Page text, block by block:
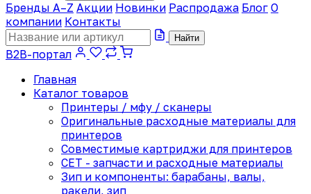
Бренды A–Z Акции Новинки Распродажа Блог О
компании Контакты
Найти
B2B-портал
Главная
Каталог товаров
Принтеры / мфу / сканеры
Оригинальные расходные материалы для
принтеров
Совместимые картриджи для принтеров
CET - запчасти и расходные материалы
Зип и компоненты: барабаны, валы,
ракели, зип